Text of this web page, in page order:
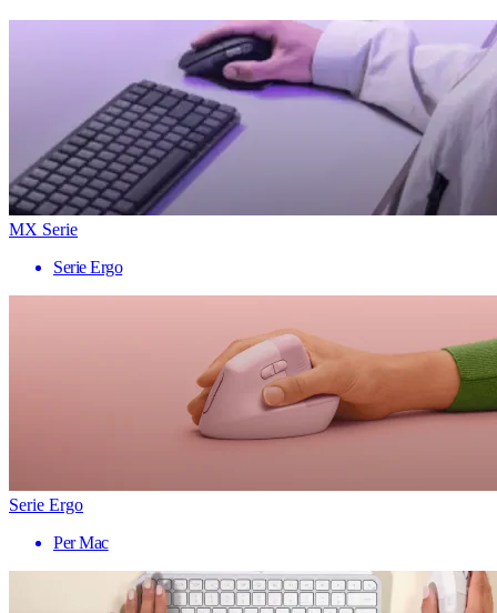
MX Serie
Serie Ergo
Serie Ergo
Per Mac